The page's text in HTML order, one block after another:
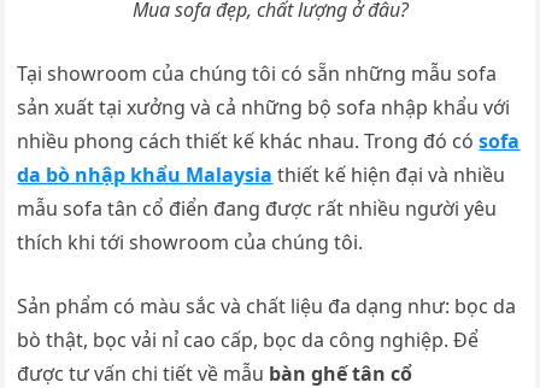
Mua sofa đẹp, chất lượng ở đâu?
Tại showroom của chúng tôi có sẵn những mẫu sofa
sản xuất tại xưởng và cả những bộ sofa nhập khẩu với
nhiều phong cách thiết kế khác nhau. Trong đó cósofa
da bò nhập khẩu Malaysia thiết kế hiện đại và nhiều
mẫu sofa tân cổ điển đang được rất nhiều người yêu
thích khi tới showroom của chúng tôi.
Sản phẩm có màu sắc và chất liệu đa dạng như: bọc da
bò thật, bọc vải nỉ cao cấp, bọc da công nghiệp. Để
được tư vấn chi tiết về mẫu bàn ghế tân cổ